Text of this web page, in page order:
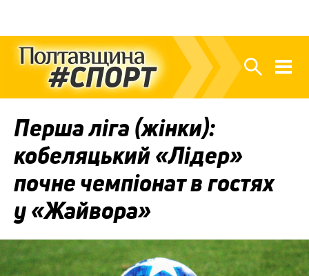
Перша ліга (жінки):
кобеляцький «Лідер»
почне чемпіонат в гостях
у «Жайвора»